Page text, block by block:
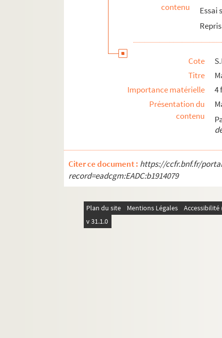
contenu
Essai
Cote
Titre
Importance matérielle
4
Présentation du
contenu
Citer ce document : https://ccfr.bnf.fr/
record=eadcgm:EADC:b1914079
Plan du site Mentions Légales
v 31.1.0